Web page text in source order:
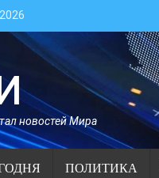
новостей Мира
ПОЛИТИКА